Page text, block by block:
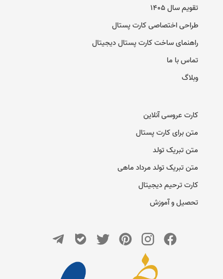
تقویم سال ۱۴۰۵
طراحی اختصاصی کارت پستال
راهنمای ساخت کارت پستال دیجیتال
تماس با ما
وبلاگ
کارت عروسی آنلاین
متن برای کارت پستال
متن تبریک تولد
متن تبریک تولد مرداد ماهی
کارت ترحیم دیجیتال
تحصیل و آموزش